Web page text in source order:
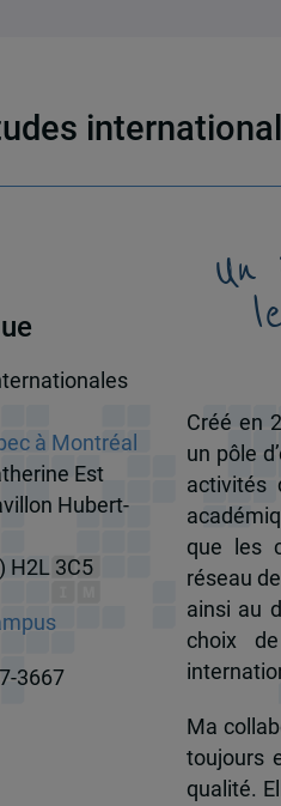
à Montréal
Est
Hubert-
H2L 3C5
3667
Créé en
un pôle
activités
que les
réseau
ainsi au
choix
Ma
toujours
qualité.